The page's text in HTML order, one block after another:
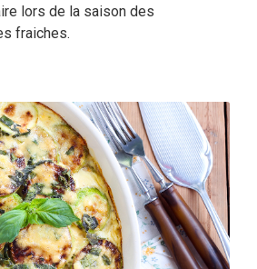
lors de la saison des
fraiches.